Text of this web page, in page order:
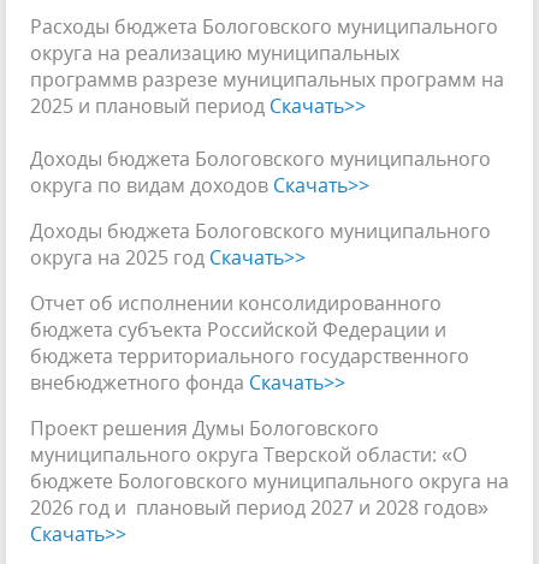
Расходы бюджета Бологовского муниципального
округа на реализацию муниципальных
программв разрезе муниципальных программ на
2025 и плановый период Скачать>>
Доходы бюджета Бологовского муниципального
округа по видам доходов Скачать>>
Доходы бюджета Бологовского муниципального
округа на 2025 год Скачать>>
Отчет об исполнении консолидированного
бюджета субъекта Российской Федерации и
бюджета территориального государственного
внебюджетного фонда Скачать>>
Проект решения Думы Бологовского
муниципального округа Тверской области: «О
бюджете Бологовского муниципального округа на
2026 год и плановый период 2027 и 2028 годов»
Скачать>>